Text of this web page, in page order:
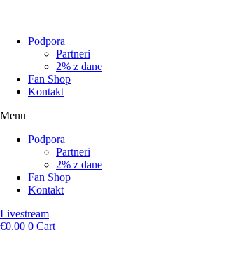
Podpora
Partneri
2% z dane
Fan Shop
Kontakt
Menu
Podpora
Partneri
2% z dane
Fan Shop
Kontakt
Livestream
€0.00 0 Cart